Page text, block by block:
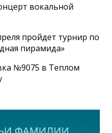
вокальной
пройдет турнир по
пирамида»
№9075 в Теплом